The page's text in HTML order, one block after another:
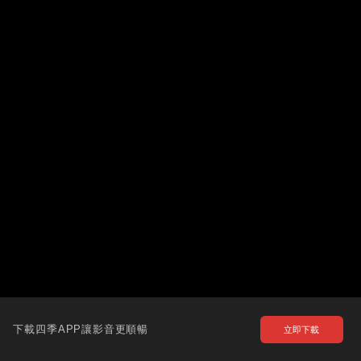
下載四季APP讓影音更順暢 立即下載